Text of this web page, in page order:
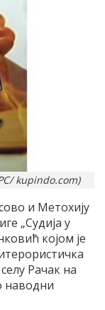
kupindo.com)
и Метохију
„Судија у
којом је
Рачак на
наводни